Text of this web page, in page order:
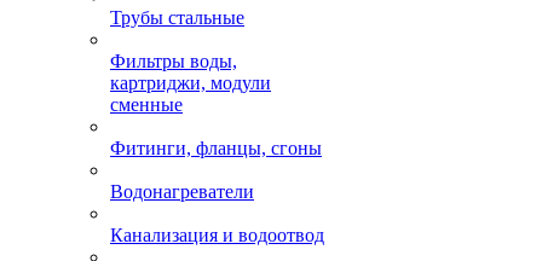
Трубы стальные
Фильтры воды,
картриджи, модули
сменные
Фитинги, фланцы, сгоны
Водонагреватели
Канализация и водоотвод